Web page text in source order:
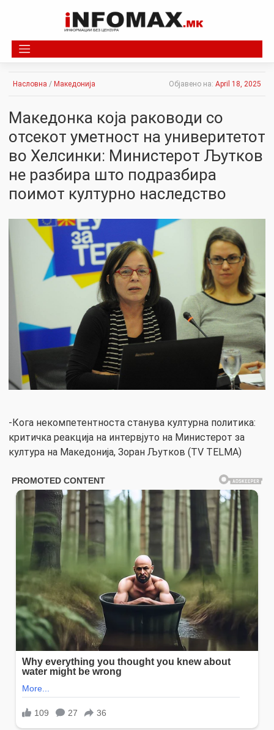
Насловна / Македонија Објавено на: April 18, 2025
Македонка која раководи со
отсекот уметност на универитетот
во Хелсинки: Министерот Љутков
не разбира што подразбира
поимот културно наследство
-Кога некомпетентноста станува културна политика:
критичка реакција на интервјуто на Министерот за
култура на Македонија, Зоран Љутков (TV TELMA)